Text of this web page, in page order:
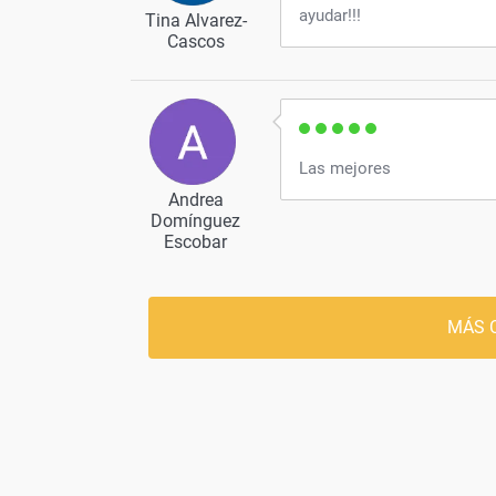
Tina Alvarez-
Cascos
ayudar!!!
Andrea
Domínguez
Escobar
Las mejores
MÁS